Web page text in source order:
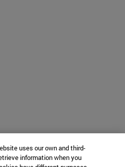
uses our own and third-
information when you